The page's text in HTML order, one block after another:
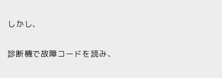
しかし、
診断機で故障コードを読み、